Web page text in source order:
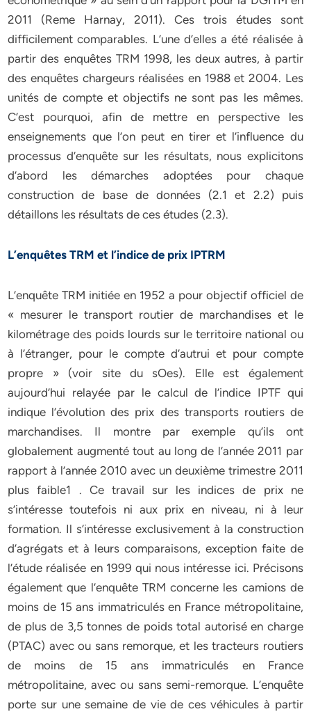
2011 (Reme Harnay, 2011). Ces trois études sont
difficilement comparables. L’une d’elles a été réalisée à
partir des enquêtes TRM 1998, les deux autres, à partir
des enquêtes chargeurs réalisées en 1988 et 2004. Les
unités de compte et objectifs ne sont pas les mêmes.
C’est pourquoi, afin de mettre en perspective les
enseignements que l’on peut en tirer et l’influence du
processus d’enquête sur les résultats, nous explicitons
d’abord les démarches adoptées pour chaque
construction de base de données (2.1 et 2.2) puis
détaillons les résultats de ces études (2.3).
L’enquêtes TRM et l’indice de prix IPTRM
L’enquête TRM initiée en 1952 a pour objectif officiel de
« mesurer le transport routier de marchandises et le
kilométrage des poids lourds sur le territoire national ou
à l’étranger, pour le compte d’autrui et pour compte
propre » (voir site du sOes). Elle est également
aujourd’hui relayée par le calcul de l’indice IPTF qui
indique l’évolution des prix des transports routiers de
marchandises. Il montre par exemple qu’ils ont
globalement augmenté tout au long de l’année 2011 par
rapport à l’année 2010 avec un deuxième trimestre 2011
plus faible1 . Ce travail sur les indices de prix ne
s’intéresse toutefois ni aux prix en niveau, ni à leur
formation. Il s’intéresse exclusivement à la construction
d’agrégats et à leurs comparaisons, exception faite de
l’étude réalisée en 1999 qui nous intéresse ici. Précisons
également que l’enquête TRM concerne les camions de
moins de 15 ans immatriculés en France métropolitaine,
de plus de 3,5 tonnes de poids total autorisé en charge
(PTAC) avec ou sans remorque, et les tracteurs routiers
de moins de 15 ans immatriculés en France
métropolitaine, avec ou sans semi-remorque. L’enquête
porte sur une semaine de vie de ces véhicules à partir